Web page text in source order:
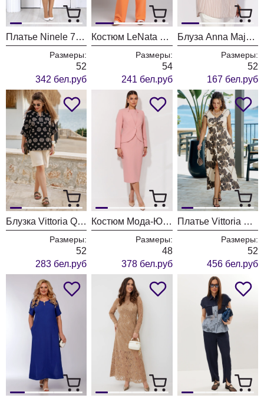
Платье Ninele 7474 василёк
Размеры:
52
342 бел.руб
Костюм LeNata 20399 оранжевый
Размеры:
54
241 бел.руб
Блуза Anna Majewska 1535 полоска, молочный
Размеры:
52
167 бел.руб
Блузка Vittoria Queen 28533бл черный+бежевый
Размеры:
52
283 бел.руб
Костюм Мода-Юрс 26-2969 розовый
Размеры:
48
378 бел.руб
Платье Vittoria Queen 28153 экрю+коричневый принт
Размеры:
52
456 бел.руб